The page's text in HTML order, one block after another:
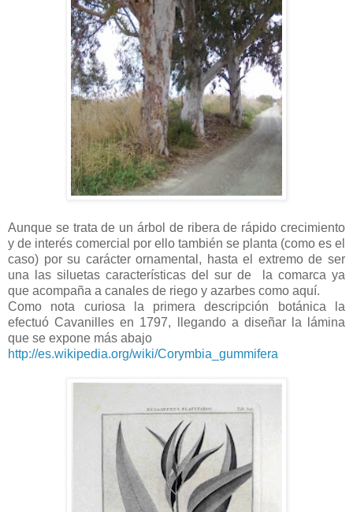
Aunque se trata de un árbol de ribera de rápido crecimiento
y de interés comercial por ello también se planta (como es el
caso) por su carácter ornamental, hasta el extremo de ser
una las siluetas características del sur de la comarca ya
que acompaña a canales de riego y azarbes como aquí.
Como nota curiosa la primera descripción botánica la
efectuó Cavanilles en 1797, llegando a diseñar la lámina
que se expone más abajo
http://es.wikipedia.org/wiki/Corymbia_gummifera